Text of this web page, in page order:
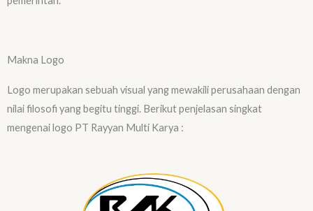
Makna Logo
Logo merupakan sebuah visual yang mewakili perusahaan dengan
nilai filosofi yang begitu tinggi. Berikut penjelasan singkat
mengenai logo PT Rayyan Multi Karya :